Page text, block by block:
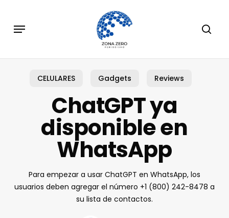
main
Menu
CELULARES Gadgets Reviews
ChatGPT ya
disponible en
WhatsApp
Para empezar a usar ChatGPT en WhatsApp, los
usuarios deben agregar el número +1 (800) 242-8478 a
su lista de contactos.